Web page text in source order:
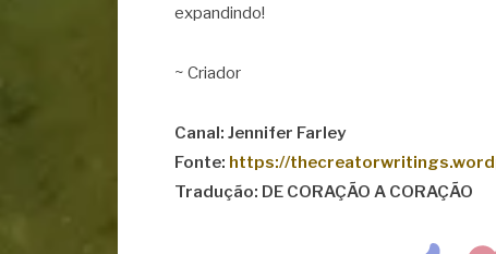
expandindo!
~ Criador
Canal: Jennifer Farley
Fonte: https://
Tradução: DE CORAÇÃO A CORAÇÃO